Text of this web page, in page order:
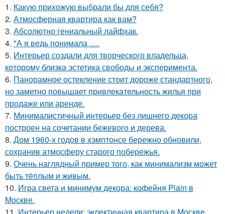
1. Какую прихожую выбрали бы для себя?
2. Атмосферная квартира как вам?
3. Абсолютно гениальный лайфхак.
4. "А я ведь понимала ….
5. Интерьер создали для творческого владельца,
которому близка эстетика свободы и эксперимента.
6. Панорамное остекление стоит дороже стандартного,
но заметно повышает привлекательность жилья при
продаже или аренде.
7. Минималистичный интерьер без лишнего декора
построен на сочетании бежевого и дерева.
8. Дом 1960-х годов в хэмптонсе бережно обновили,
сохранив атмосферу старого побережья.
9. Очень наглядный пример того, как минимализм может
быть тёплым и живым.
10. Игра света и минимум декора: кофейня Plain в
Москве.
11. Интерьер недели: эклектичная квартира в Москве.